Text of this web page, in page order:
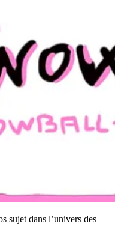
sujet dans l’univers des